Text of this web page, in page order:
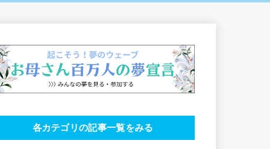
各カテゴリの記事一覧をみる